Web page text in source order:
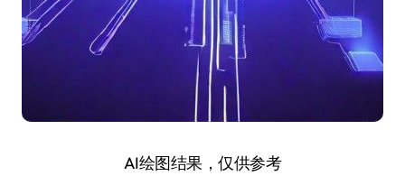
AI绘图结果，仅供参考